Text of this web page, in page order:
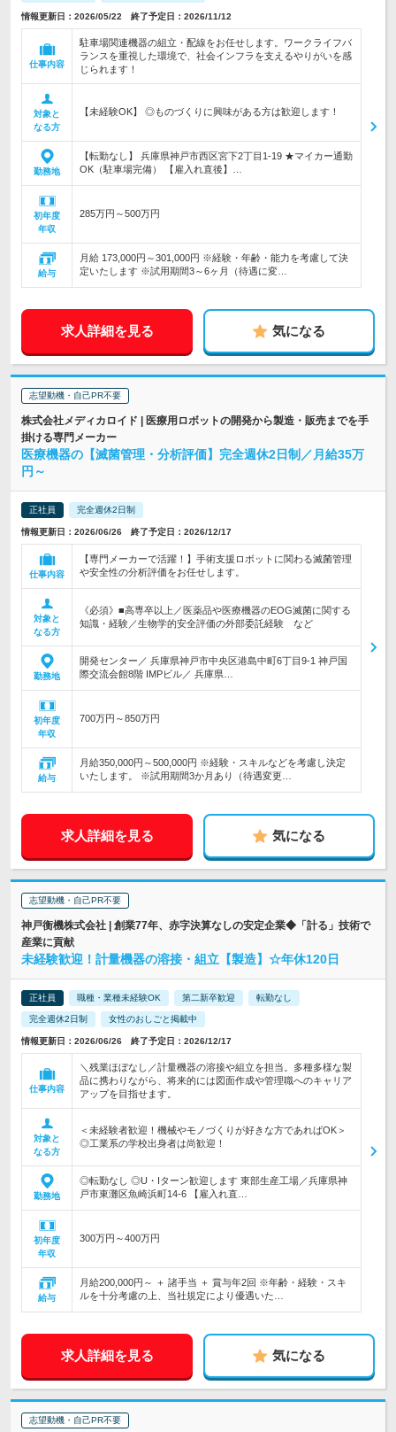
情報更新日：2026/05/22 終了予定日：2026/11/12
仕事内容
駐車場関連機器の組立・配線をお任せします。ワークライフバ
ランスを重視した環境で、社会インフラを支えるやりがいを感
じられます！
対象と
なる方
【未経験OK】 ◎ものづくりに興味がある方は歓迎します！
勤務地
【転勤なし】 兵庫県神戸市西区宮下2丁目1-19 ★マイカー通勤
OK（駐車場完備） 【雇入れ直後】…
初年度
年収
285万円～500万円
給与
月給 173,000円～301,000円 ※経験・年齢・能力を考慮して決
定いたします ※試用期間3～6ヶ月（待遇に変…
求人詳細を見る 気になる
志望動機・自己PR不要
株式会社メディカロイド | 医療用ロボットの開発から製造・販売までを手
掛ける専門メーカー
医療機器の【滅菌管理・分析評価】完全週休2日制／月給35万
円～
正社員 完全週休2日制
情報更新日：2026/06/26 終了予定日：2026/12/17
仕事内容
【専門メーカーで活躍！】手術支援ロボットに関わる滅菌管理
や安全性の分析評価をお任せします。
対象と
なる方
《必須》■高専卒以上／医薬品や医療機器のEOG滅菌に関する
知識・経験／生物学的安全評価の外部委託経験 など
勤務地
開発センター／ 兵庫県神戸市中央区港島中町6丁目9-1 神戸国
際交流会館8階 IMPビル／ 兵庫県…
初年度
年収
700万円～850万円
給与
月給350,000円～500,000円 ※経験・スキルなどを考慮し決定
いたします。 ※試用期間3か月あり（待遇変更…
求人詳細を見る 気になる
志望動機・自己PR不要
神戸衡機株式会社 | 創業77年、赤字決算なしの安定企業◆「計る」技術で
産業に貢献
未経験歓迎！計量機器の溶接・組立【製造】☆年休120日
正社員 職種・業種未経験OK 第二新卒歓迎 転勤なし
完全週休2日制 女性のおしごと掲載中
情報更新日：2026/06/26 終了予定日：2026/12/17
仕事内容
＼残業ほぼなし／計量機器の溶接や組立を担当。多種多様な製
品に携わりながら、将来的には図面作成や管理職へのキャリア
アップを目指せます。
対象と
なる方
＜未経験者歓迎！機械やモノづくりが好きな方であればOK＞
◎工業系の学校出身者は尚歓迎！
勤務地
◎転勤なし ◎U・Iターン歓迎します 東部生産工場／兵庫県神
戸市東灘区魚崎浜町14-6 【雇入れ直…
初年度
年収
300万円～400万円
給与
月給200,000円～ ＋ 諸手当 ＋ 賞与年2回 ※年齢・経験・スキ
ルを十分考慮の上、当社規定により優遇いた…
求人詳細を見る 気になる
志望動機・自己PR不要